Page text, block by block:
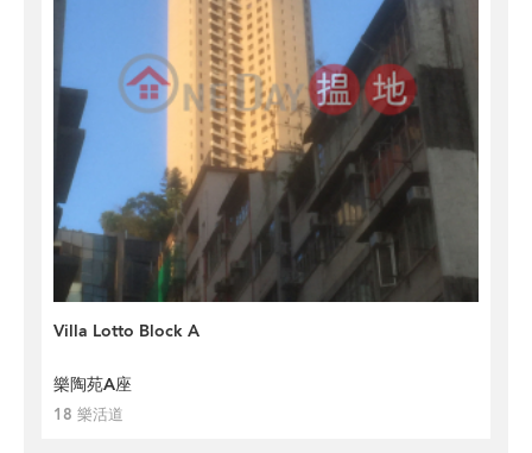
Villa Lotto Block A
樂陶苑A座
18 樂活道